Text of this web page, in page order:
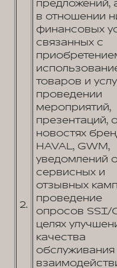
2.
предложений,
в отношении
финансовых
связанных с
товаров и
проведении
мероприятий,
презентаций,
новостях
HAVAL, GWM,
уведомлений
сервисных и
отзывных
проведение
опросов SSI/
целях
качества
обслуживания